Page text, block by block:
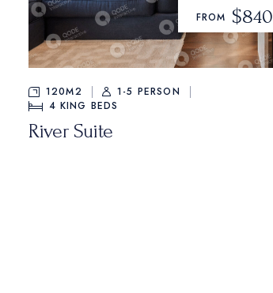
FROM $840
120M2
1-5 PERSON
4 KING BEDS
River Suite